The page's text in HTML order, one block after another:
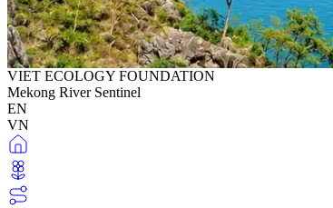
VIET ECOLOGY FOUNDATION
Mekong River Sentinel
EN
VN